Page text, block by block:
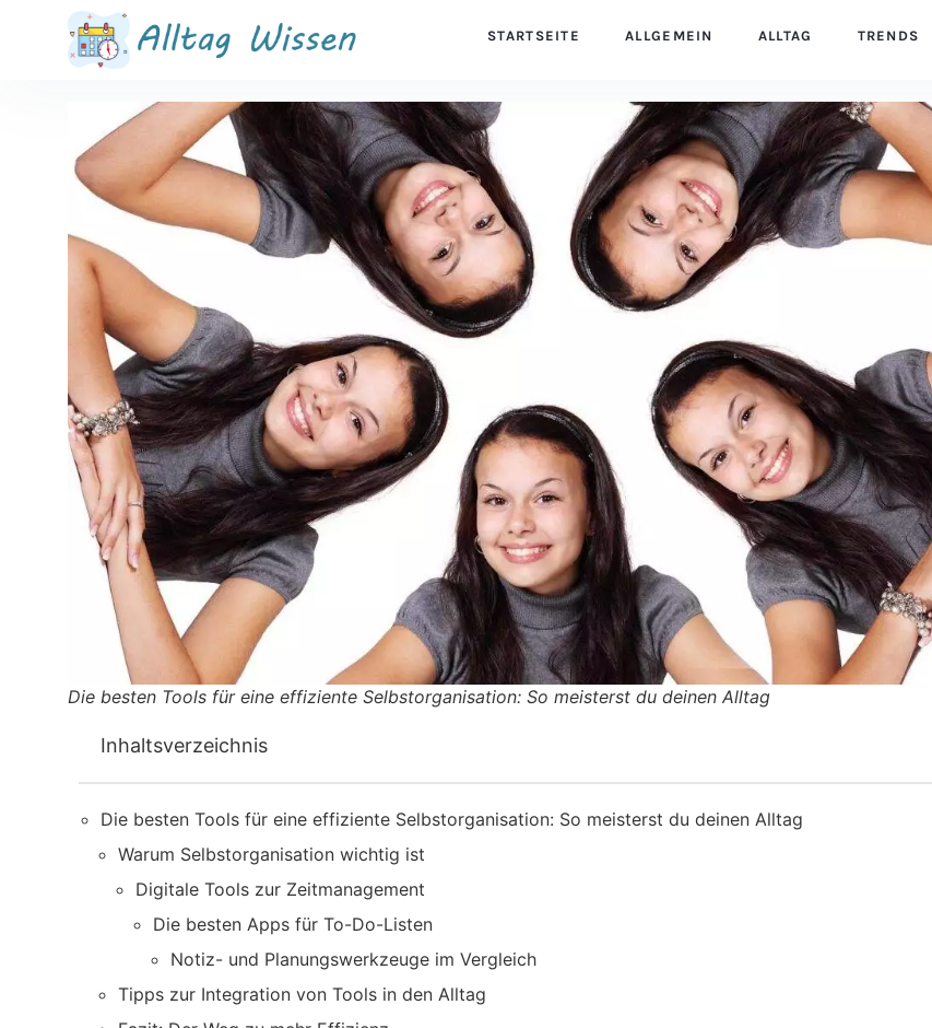
STARTSEITE ALLGEMEIN ALLTAG TRENDS
Die besten Tools für eine effiziente Selbstorganisation: So meisterst du deinen Alltag
Inhaltsverzeichnis
Die besten Tools für eine effiziente Selbstorganisation: So meisterst du deinen Alltag
Warum Selbstorganisation wichtig ist
Digitale Tools zur Zeitmanagement
Die besten Apps für To-Do-Listen
Notiz- und Planungswerkzeuge im Vergleich
Tipps zur Integration von Tools in den Alltag